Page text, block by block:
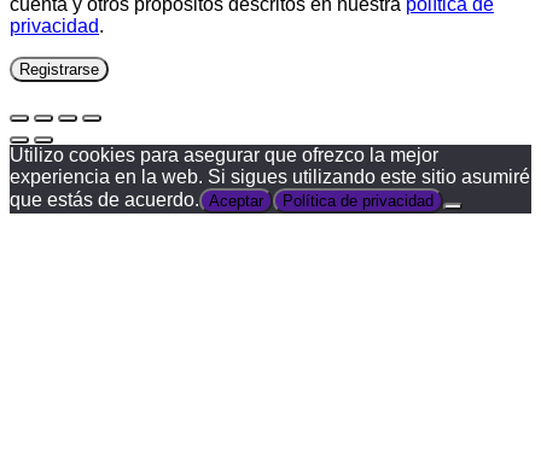
privacidad.
Registrarse
Utilizo cookies para asegurar que ofrezco la mejor
experiencia en la web. Si sigues utilizando este sitio asumiré
que estás de acuerdo. Aceptar Política de privacidad